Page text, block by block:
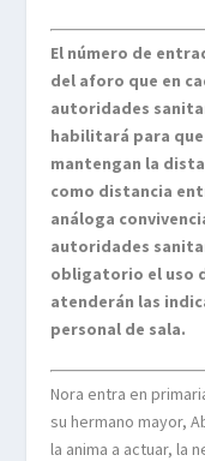
El número de
del aforo que en
autoridades
habilitará para
mantengan la
como distancia
análoga
autoridades
obligatorio el uso
atenderán las
personal de sala.
Nora entra en
su hermano mayor,
la anima a actuar, la